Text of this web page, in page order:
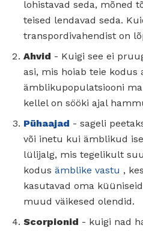
lohistavad seda, mõned
teised lendavad seda.
transpordivahendist on
Ahvid - Kuigi see ei
asi, mis hoiab teie kodus
ämblikupopulatsiooni
kellel on sööki ajal
Pühaajad - sageli
või inetu kui ämblikud
lülijalg, mis tegelikult
kodus ämblike vastu ,
kasutavad oma
muud väikesed olendid.
Scorpionid - kuigi nad